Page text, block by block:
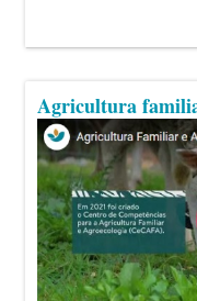
Agricultura